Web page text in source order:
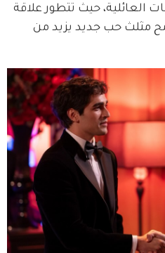
العائلية، حيث تتطور علاقة
مثلث حب جديد يزيد من